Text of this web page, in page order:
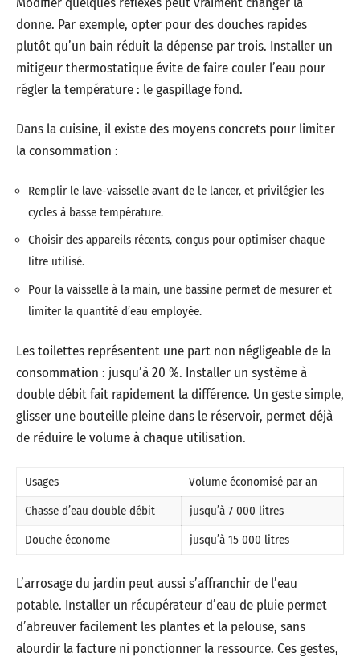
donne. Par exemple, opter pour des douches rapides
plutôt qu’un bain réduit la dépense par trois. Installer un
mitigeur thermostatique évite de faire couler l’eau pour
régler la température : le gaspillage fond.
Dans la cuisine, il existe des moyens concrets pour limiter
la consommation :
Remplir le lave-vaisselle avant de le lancer, et privilégier les
cycles à basse température.
Choisir des appareils récents, conçus pour optimiser chaque
litre utilisé.
Pour la vaisselle à la main, une bassine permet de mesurer et
limiter la quantité d’eau employée.
Les toilettes représentent une part non négligeable de la
consommation : jusqu’à 20 %. Installer un système à
double débit fait rapidement la différence. Un geste simple,
glisser une bouteille pleine dans le réservoir, permet déjà
de réduire le volume à chaque utilisation.
Usages
Volume économisé par an
Chasse d’eau double débit
jusqu’à 7 000 litres
Douche économe
jusqu’à 15 000 litres
L’arrosage du jardin peut aussi s’affranchir de l’eau
potable. Installer un récupérateur d’eau de pluie permet
d’abreuver facilement les plantes et la pelouse, sans
alourdir la facture ni ponctionner la ressource. Ces gestes,